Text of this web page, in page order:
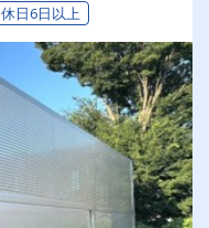
休日6日以上